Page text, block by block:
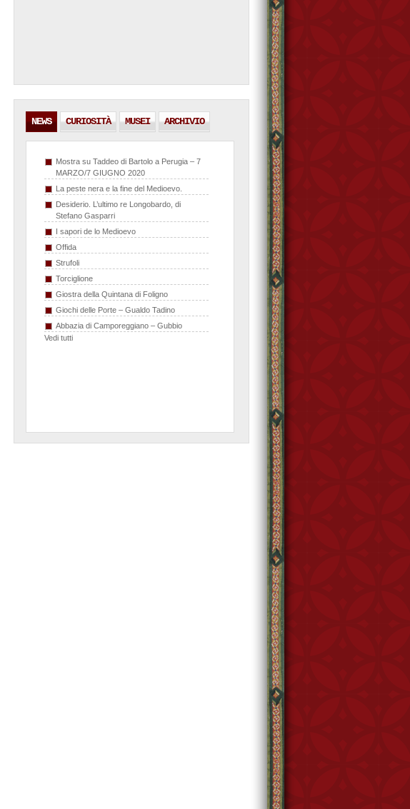
NEWS CURIOSITÀ MUSEI ARCHIVIO
Mostra su Taddeo di Bartolo a Perugia – 7
MARZO/7 GIUGNO 2020
La peste nera e la fine del Medioevo.
Desiderio. L’ultimo re Longobardo, di
Stefano Gasparri
I sapori de lo Medioevo
Offida
Strufoli
Torciglione
Giostra della Quintana di Foligno
Giochi delle Porte – Gualdo Tadino
Abbazia di Camporeggiano – Gubbio
Vedi tutti